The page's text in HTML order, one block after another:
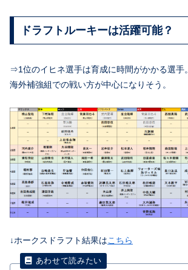
ドラフトルーキーは活躍可能？
⇒1位のイヒネ選手は育成に時間がかかる選手
海外補強組での戦い方が中心になりそう。
↓ホークスドラフト結果はこちら